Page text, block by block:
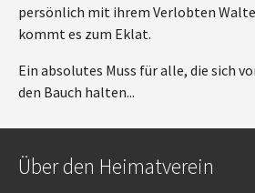
persönlich mit ihrem Verlobten
kommt es zum Eklat.
Ein absolutes Muss für alle, die sich
den Bauch halten...
Über den Heimatverein